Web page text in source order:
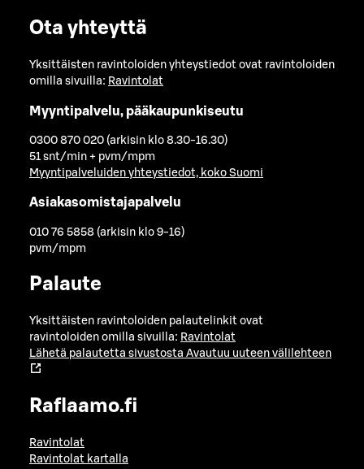
Ota yhteyttä
Yksittäisten ravintoloiden yhteystiedot ovat ravintoloiden
omilla sivuilla: Ravintolat
Myyntipalvelu, pääkaupunkiseutu
0300 870 020 (arkisin klo 8.30-16.30)
51 snt/min + pvm/mpm
Myyntipalveluiden yhteystiedot, koko Suomi
Asiakasomistajapalvelu
010 76 5858 (arkisin klo 9-16)
pvm/mpm
Palaute
Yksittäisten ravintoloiden palautelinkit ovat
ravintoloiden omilla sivuilla: Ravintolat
Lähetä palautetta sivustosta Avautuu uuteen välilehteen
Raflaamo.fi
Ravintolat
Ravintolat kartalla